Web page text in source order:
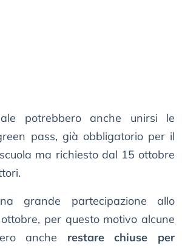
potrebbero anche unirsi le
pass, già obbligatorio per il
ma richiesto dal 15 ottobre
grande partecipazione allo
ottobre, per questo motivo alcune
anche restare chiuse per